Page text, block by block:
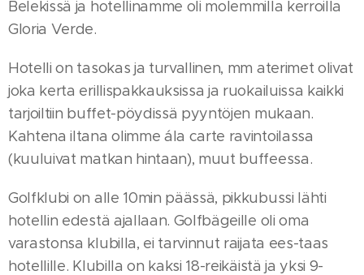
Belekissä ja hotellinamme oli molemmilla kerroilla
Gloria Verde.
Hotelli on tasokas ja turvallinen, mm aterimet olivat
joka kerta erillispakkauksissa ja ruokailuissa kaikki
tarjoiltiin buffet-pöydissä pyyntöjen mukaan.
Kahtena iltana olimme ála carte ravintoilassa
(kuuluivat matkan hintaan), muut buffeessa.
Golfklubi on alle 10min päässä, pikkubussi lähti
hotellin edestä ajallaan. Golfbägeille oli oma
varastonsa klubilla, ei tarvinnut raijata ees-taas
hotellille. Klubilla on kaksi 18-reikäistä ja yksi 9-